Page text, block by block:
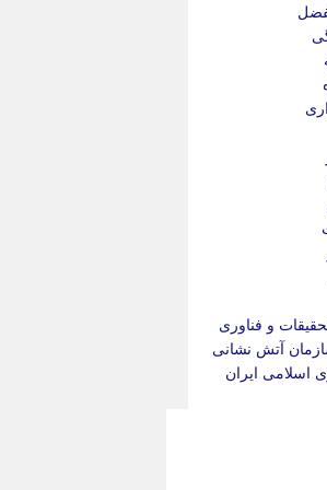
و فناوری
آتش نشانی
اسلامی ایران